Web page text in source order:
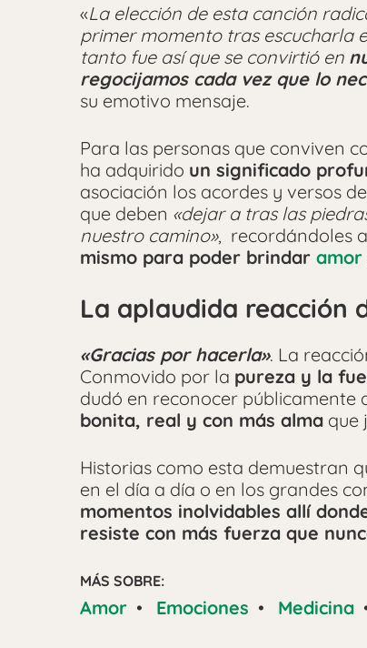
«La elección de esta canción
primer momento tras escucharla
tanto fue así que se convirtió en
regocijamos cada vez que lo
su emotivo mensaje.
Para las personas que conviven
ha adquirido un significado
asociación los acordes y versos de
que deben «dejar a tras las
nuestro camino», recordándoles
mismo para poder brindar amor
La aplaudida reacción
«Gracias por hacerla». La
Conmovido por la pureza y la
dudó en reconocer públicamente
bonita, real y con más alma que
Historias como esta demuestran
en el día a día o en los grandes
momentos inolvidables allí
resiste con más fuerza que
MÁS SOBRE:
Amor • Emociones • Medicina